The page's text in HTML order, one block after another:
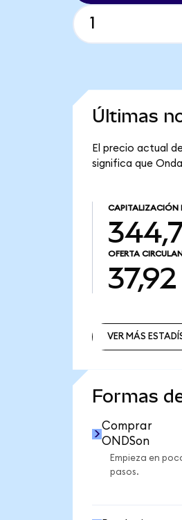
Últimas
El precio actual
significa que
CAPITALIZACIÓN
OFERTA
VER MÁS
Formas
Comprar
ONDSon
Empieza en
pasos.